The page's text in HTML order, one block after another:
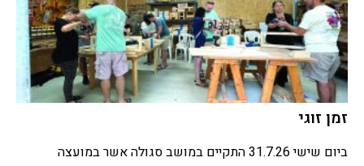
זמן זוגי
ביום שישי 31.7.26 התקיים במושב סגולה אשר במועצה